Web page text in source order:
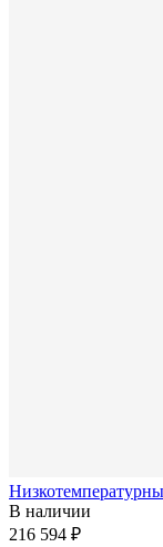
В наличии
216 594 ₽